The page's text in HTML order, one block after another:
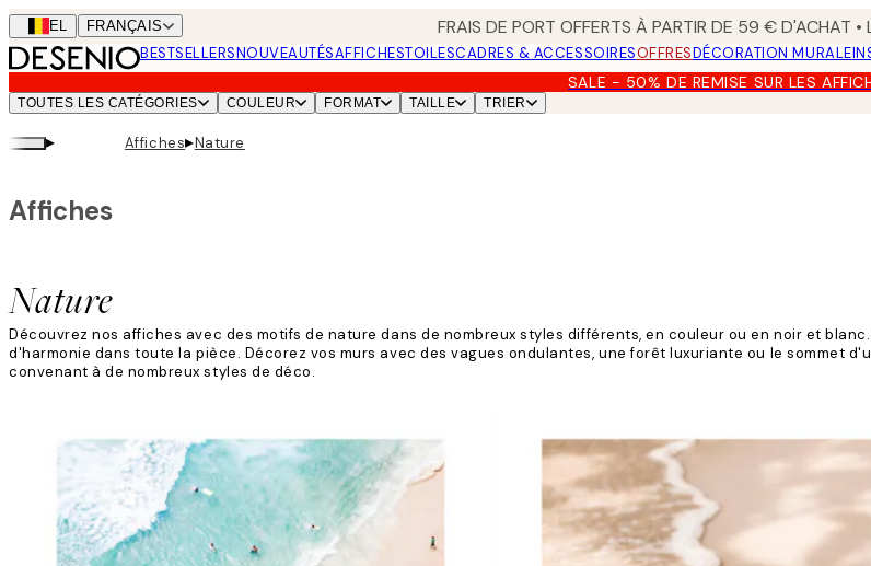
Skip
to
main
content.
BEL FRANÇAIS FRAIS DE PORT OFFERTS À PARTIR DE 59 € D'ACHAT
BESTSELLERSNOUVEAUTÉSAFFICHESTOILESCADRES & ACCESSOIRESOFFRESDÉCORATION MURALE
SALE - 50% DE REMISE SUR LES
TOUTES LES CATÉGORIES COULEUR FORMAT TAILLE TRIER
▸ Affiches▸Nature
Nature
Affiches
Découvrez nos affiches avec des motifs de nature dans de nombreux styles différents, en couleur ou en noir et
d'harmonie dans toute la pièce. Décorez vos murs avec des vagues ondulantes, une forêt luxuriante ou le sommet
convenant à de nombreux styles de déco.